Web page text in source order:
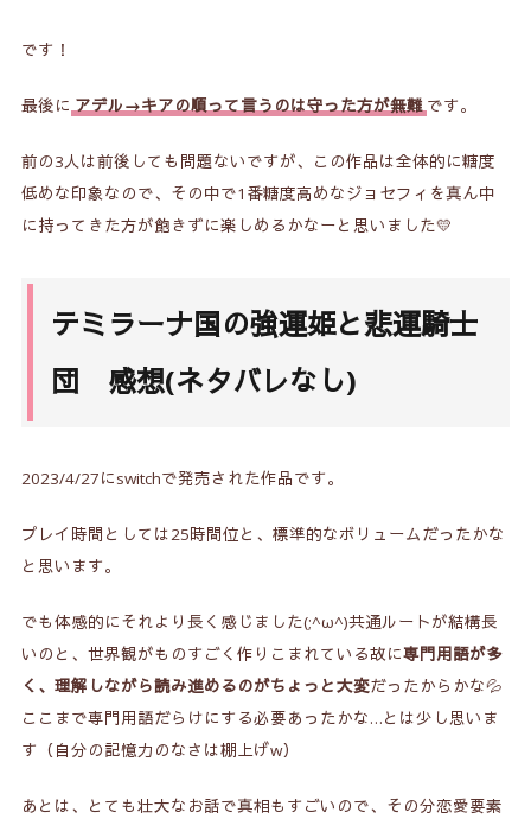
です！
最後に アデル→キアの順って言うのは守った方が無難です。
前の3人は前後しても問題ないですが、この作品は全体的に糖度
低めな印象なので、その中で1番糖度高めなジョセフィを真ん中
に持ってきた方が飽きずに楽しめるかなーと思いました💛
テミラーナ国の強運姫と悲運騎士
団 感想(ネタバレなし)
2023/4/27にswitchで発売された作品です。
プレイ時間としては25時間位と、標準的なボリュームだったかな
と思います。
でも体感的にそれより長く感じました(;^ω^)共通ルートが結構長
いのと、世界観がものすごく作りこまれている故に専門用語が多
く、理解しながら読み進めるのがちょっと大変だったからかな💦
ここまで専門用語だらけにする必要あったかな…とは少し思いま
す（自分の記憶力のなさは棚上げw）
あとは、とても壮大なお話で真相もすごいので、その分恋愛要素